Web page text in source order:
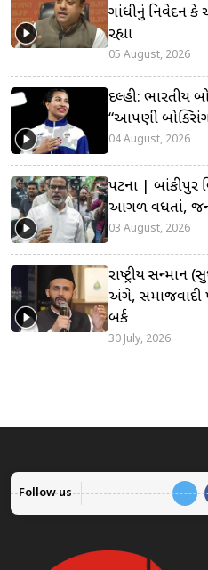
ગાંધીનું નિવેદન
રહ્યા
05 August, 2026
દિલ્હી: ભારતીય
“આપણી બોક્સિંગ
04 August, 2026
પટના | બાંકીપુર
આગળ વધતાં, જન
03 August, 2026
રાષ્ટ્રીય સન્માન
અંગે, સમાજવાદી
બર્ક
30 July, 2026
Follow us